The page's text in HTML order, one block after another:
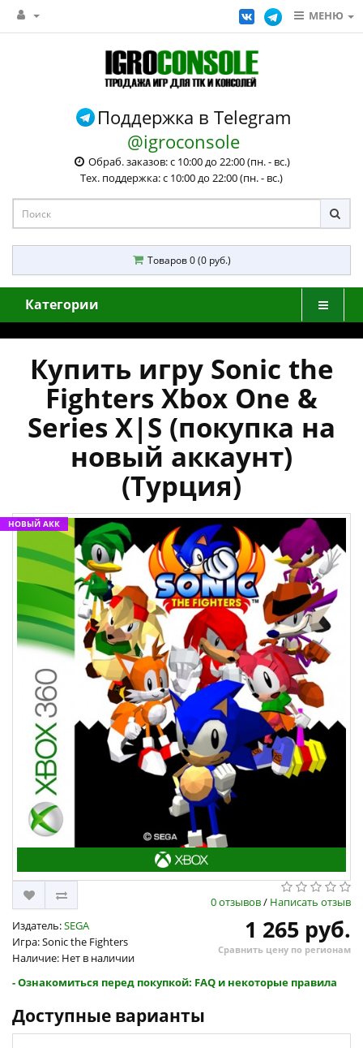
МЕНЮ
Поддержка в Telegram
@igroconsole
Обраб. заказов: с 10:00 до 22:00 (пн. - вс.)
Тех. поддержка: с 10:00 до 22:00 (пн. - вс.)
Товаров 0 (0 руб.)
Категории
Купить игру Sonic the
Fighters Xbox One &
Series X|S (покупка на
новый аккаунт)
(Турция)
НОВЫЙ АКК
0 отзывов/ Написать отзыв
Издатель:SEGA
Игра: Sonic the Fighters
Наличие: Нет в наличии
1 265 руб.
Сравнить цену по регионам
- Ознакомиться перед покупкой: FAQ и некоторые правила
Доступные варианты